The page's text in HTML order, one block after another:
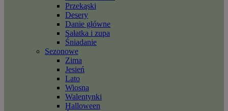
Przekąski
Desery
Danie główne
Sałatka i zupa
Śniadanie
Sezonowe
Zima
Jesień
Lato
Wiosna
Walentynki
Halloween